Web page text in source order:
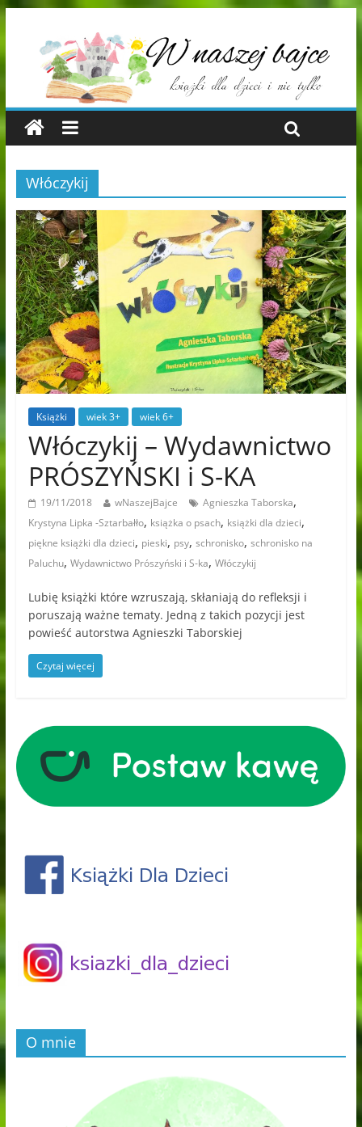
Włóczykij
Książki wiek 3+ wiek 6+
Włóczykij – Wydawnictwo
PRÓSZYŃSKI i S-KA
19/11/2018 wNaszejBajce Agnieszka Taborska,
Krystyna Lipka -Sztarbałło, książka o psach, książki dla dzieci,
piękne książki dla dzieci, pieski, psy, schronisko, schronisko na
Paluchu, Wydawnictwo Prószyński i S-ka, Włóczykij
Lubię książki które wzruszają, skłaniają do refleksji i
poruszają ważne tematy. Jedną z takich pozycji jest
powieść autorstwa Agnieszki Taborskiej
Czytaj więcej
O mnie